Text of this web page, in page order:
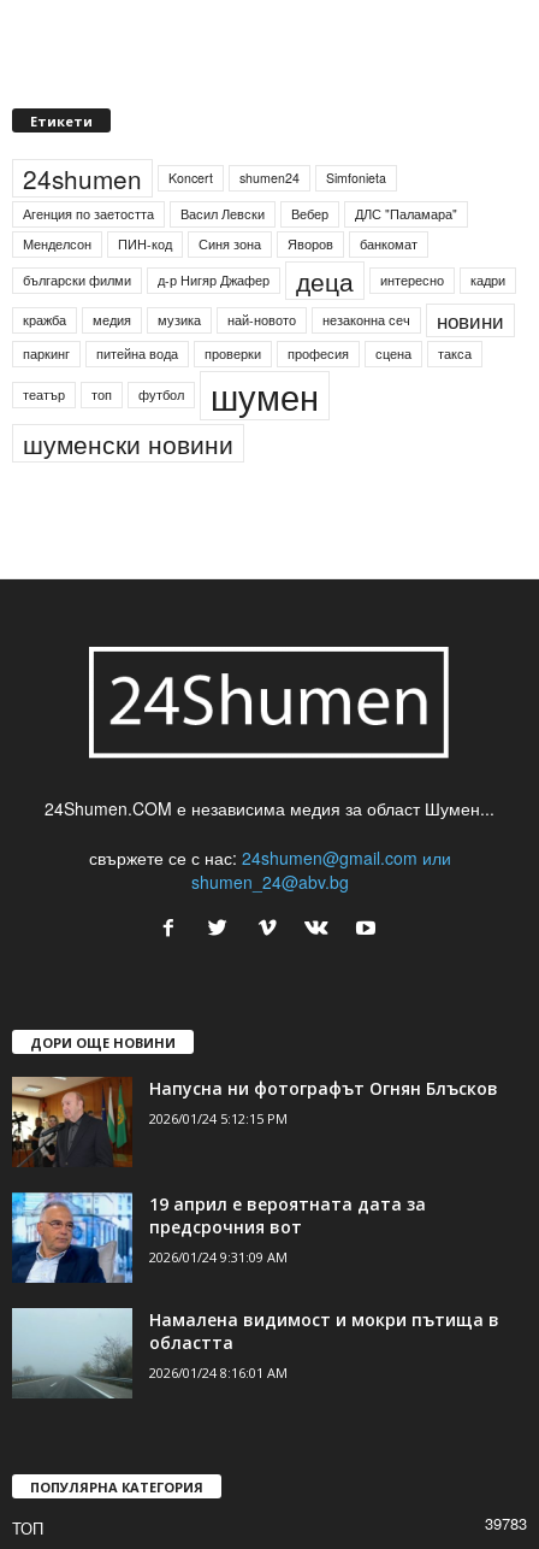
Етикети
24shumen Koncert shumen24
Simfonieta
Агенция по заетостта
Васил Левски Вебер
ДЛС "Паламара"
Менделсон
ПИН-код Синя зона Яворов
банкомат
български филми
д-р Нигяр Джафер деца интересно кадри
кражба медия музика най-новото незаконна сеч новини
паркинг питейна вода проверки професия сцена такса
театър топ футбол шумен
шуменски новини
24Shumen.COM е независима медия за област Шумен...
свържете се с нас: 24shumen@gmail.com или
shumen_24@abv.bg
ДОРИ ОЩЕ НОВИНИ
Напусна ни фотографът Огнян Блъсков
2026/01/24 5:12:15 PM
19 април е вероятната дата за
предсрочния вот
2026/01/24 9:31:09 AM
Намалена видимост и мокри пътища в
областта
2026/01/24 8:16:01 AM
ПОПУЛЯРНА КАТЕГОРИЯ
ТОП
39783